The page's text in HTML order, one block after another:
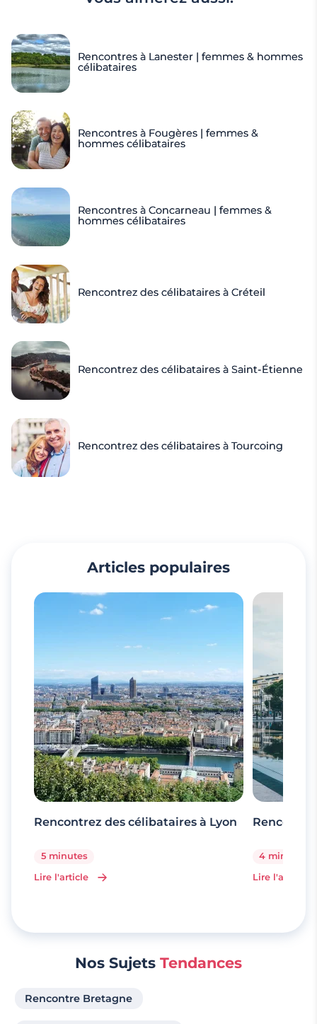
Rencontres à Lanester | femmes & hommes
célibataires
Rencontres à Fougères | femmes &
hommes célibataires
Rencontres à Concarneau | femmes &
hommes célibataires
Rencontrez des célibataires à Créteil
Rencontrez des célibataires à Saint-Étienne
Rencontrez des célibataires à Tourcoing
Articles populaires
Rencontrez des célibataires à Lyon
5 minutes
Lire l'article
4 minutes
Lire l'article
Nos Sujets Tendances
Rencontre Bretagne